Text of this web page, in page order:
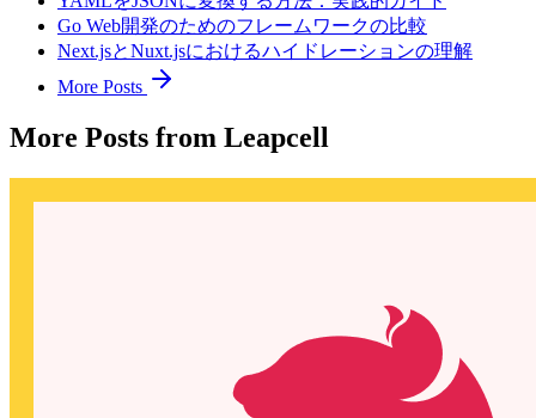
Go Web開発のためのフレームワークの比較
Next.jsとNuxt.jsにおけるハイドレーションの理解
More Posts
More Posts from Leapcell